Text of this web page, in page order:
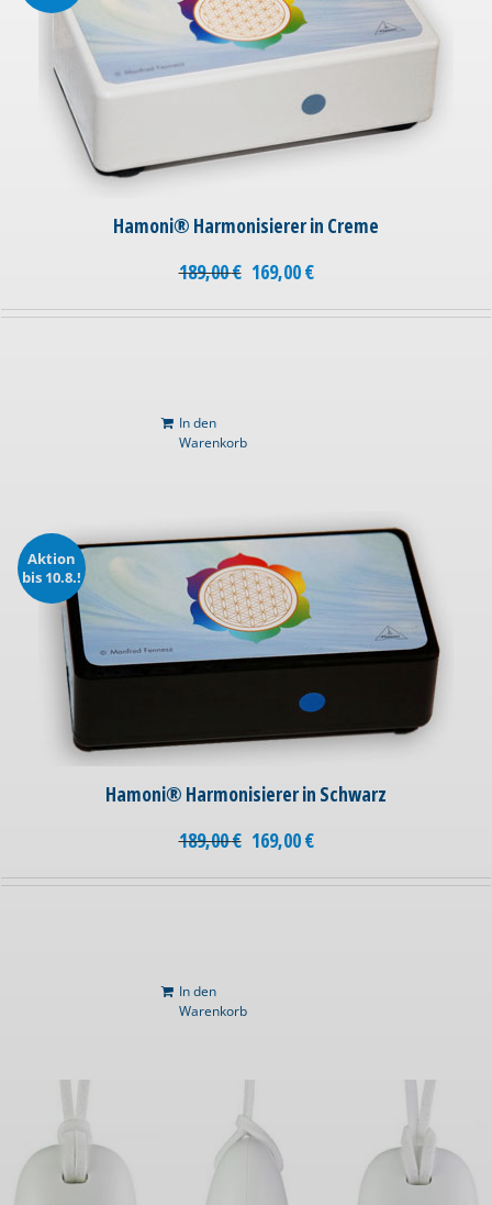
Hamoni® Harmonisierer in Creme
189,00€ 169,00€
In den
Warenkorb
Aktion
bis 10.8.!
Hamoni® Harmonisierer in Schwarz
189,00€ 169,00€
In den
Warenkorb